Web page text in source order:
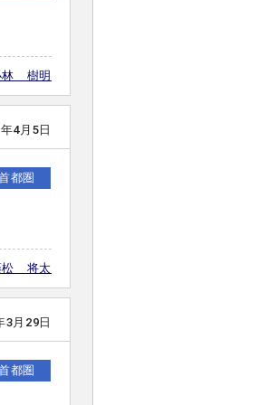
林 樹明
4月5日
都圏
松 将太
3月29日
都圏